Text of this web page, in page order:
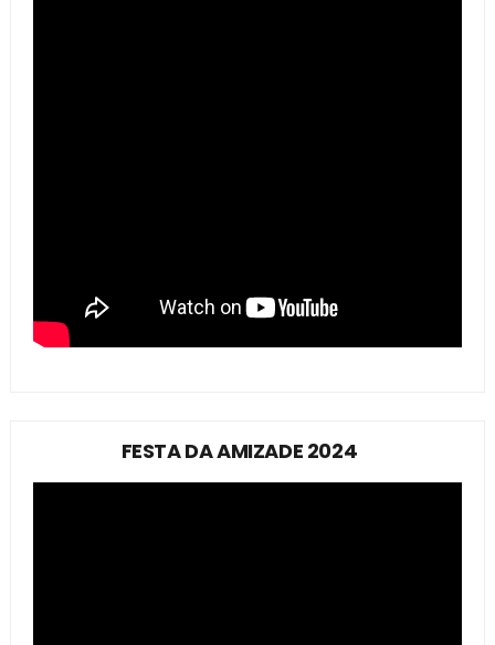
FESTA DA AMIZADE 2024